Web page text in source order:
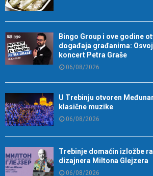
Bingo Group i ove godine
događaja građanima:
koncert Petra Graše
06/08/2026
U Trebinju otvoren
klasične muzike
06/08/2026
Trebinje domaćin izložbe
dizajnera Miltona Glejzera
06/08/2026